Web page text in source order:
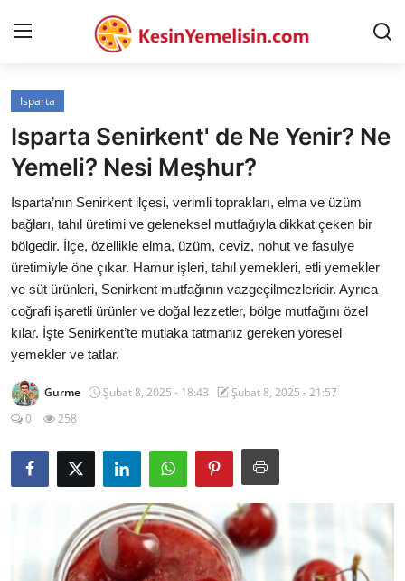
AnaSayfa
Gizlilik Sözleşmesi
Rüya Tabirleri
Diyet & Sağlıklı Beslenme
İletişim
Şehirler
Helal Gıda & Dini Hükümler
Gıda Güvenliği & Bilimi
Mutfak Püf Noktaları & İpuçları
Mekan & Lezzet Rotaları
Temel Gıda ve Ürün Rehberleri
Isparta
Isparta Senirkent' de Ne Yenir? Ne
Yemeli? Nesi Meşhur?
Isparta’nın Senirkent ilçesi, verimli toprakları, elma ve üzüm
bağları, tahıl üretimi ve geleneksel mutfağıyla dikkat çeken bir
bölgedir. İlçe, özellikle elma, üzüm, ceviz, nohut ve fasulye
üretimiyle öne çıkar. Hamur işleri, tahıl yemekleri, etli yemekler
ve süt ürünleri, Senirkent mutfağının vazgeçilmezleridir. Ayrıca
coğrafi işaretli ürünler ve doğal lezzetler, bölge mutfağını özel
kılar. İşte Senirkent’te mutlaka tatmanız gereken yöresel
yemekler ve tatlar.
Gurme Şubat 8, 2025 - 18:43
Şubat 8, 2025 - 21:57
0
258